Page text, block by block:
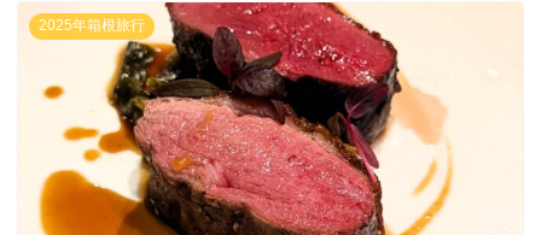
2025年箱根旅行